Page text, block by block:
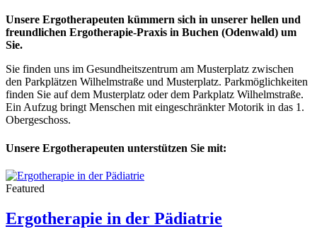
Unsere Ergotherapeuten kümmern sich in unserer hellen und
freundlichen Ergotherapie-Praxis in Buchen (Odenwald) um
Sie.
Sie finden uns im Gesundheitszentrum am Musterplatz zwischen
den Parkplätzen Wilhelmstraße und Musterplatz. Parkmöglichkeiten
finden Sie auf dem Musterplatz oder dem Parkplatz Wilhelmstraße.
Ein Aufzug bringt Menschen mit eingeschränkter Motorik in das 1.
Obergeschoss.
Unsere Ergotherapeuten unterstützen Sie mit:
Featured
Ergotherapie in der Pädiatrie